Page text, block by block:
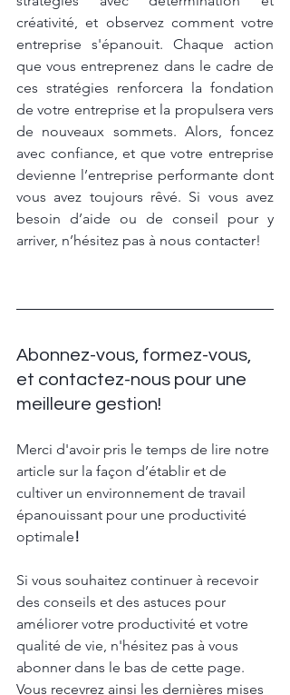
créativité, et observez comment votre
entreprise s'épanouit. Chaque action
que vous entreprenez dans le cadre de
ces stratégies renforcera la fondation
de votre entreprise et la propulsera vers
de nouveaux sommets. Alors, foncez
avec confiance, et que votre entreprise
devienne l’entreprise performante dont
vous avez toujours rêvé. Si vous avez
besoin d’aide ou de conseil pour y
arriver, n’hésitez pas à nous contacter!
Abonnez-vous, formez-vous,
et contactez-nous pour une
meilleure gestion!
Merci d'avoir pris le temps de lire notre
article sur la façon d’établir et de
cultiver un environnement de travail
épanouissant pour une productivité
optimale!
Si vous souhaitez continuer à recevoir
des conseils et des astuces pour
améliorer votre productivité et votre
qualité de vie, n'hésitez pas à vous
abonner dans le bas de cette page.
Vous recevrez ainsi les dernières mises